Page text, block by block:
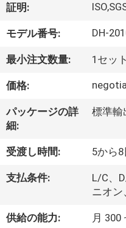
私
達
つ
い
て
工
場
ECER
証明:
モデル番号: DH-
最小注文数量: 1セット
価格:
パッケージの詳
細:
標準輸
受渡し時間: 5から8
支払条件:
L/C、
ニオン
供給の能力: 月 300